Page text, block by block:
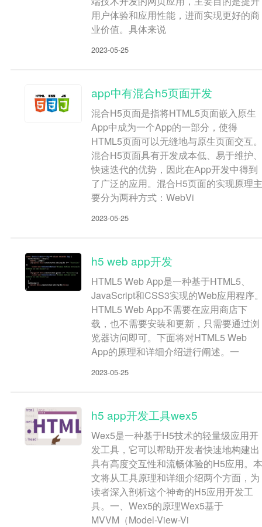
用户体验和应用性能，进而实现更好的商
业价值。具体来说
2023-05-25
app中有混合h5页面开发
混合H5页面是指将HTML5页面嵌入原生
App中成为一个App的一部分，使得
HTML5页面可以无缝地与原生页面交互。
混合H5页面具有开发成本低、易于维护、
快速迭代的优势，因此在App开发中得到
了广泛的应用。混合H5页面的实现原理主
要分为两种方式：WebVi
2023-05-25
h5 web app开发
HTML5 Web App是一种基于HTML5、
JavaScript和CSS3实现的Web应用程序
HTML5 Web App不需要在应用商店下
载，也不需要安装和更新，只需要通过浏
览器访问即可。下面将对HTML5 Web
App的原理和详细介绍进行阐述。一
2023-05-25
h5 app开发工具wex5
Wex5是一种基于H5技术的轻量级应用开
发工具，它可以帮助开发者快速地构建出
具有高度交互性和流畅体验的H5应用。本
文将从工具原理和详细介绍两个方面，为
读者深入剖析这个神奇的H5应用开发工
具。一、Wex5的原理Wex5基于
MVVM（Model-View-Vi